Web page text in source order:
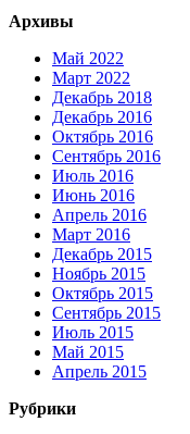
Архивы
Май 2022
Март 2022
Декабрь 2018
Декабрь 2016
Октябрь 2016
Сентябрь 2016
Июль 2016
Июнь 2016
Апрель 2016
Март 2016
Декабрь 2015
Ноябрь 2015
Октябрь 2015
Сентябрь 2015
Июль 2015
Май 2015
Апрель 2015
Рубрики